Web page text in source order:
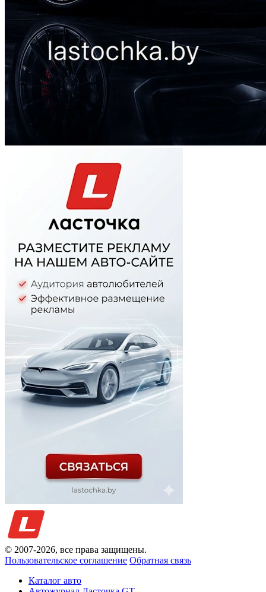
© 2007-2026, все права защищены.
Пользовательское соглашение Обратная связь
Каталог авто